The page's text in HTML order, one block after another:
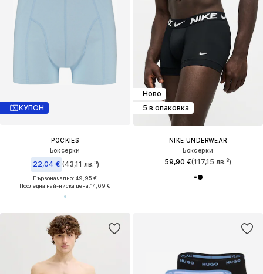
КУПОН
POCKIES
Боксерки
22,04 € (43,11 лв.³)
Първоначално: 49,95 €
Последна най-ниска цена:14,69 €
Ново
5 в опаковка
NIKE UNDERWEAR
Боксерки
59,90 €(117,15 лв.³)